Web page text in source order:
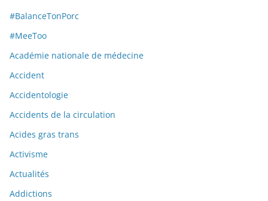
#BalanceTonPorc
#MeeToo
Académie nationale de médecine
Accident
Accidentologie
Accidents de la circulation
Acides gras trans
Activisme
Actualités
Addictions